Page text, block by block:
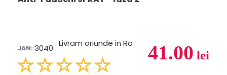
41.00 lei
JAN: 3040 Livram oriunde in Ro